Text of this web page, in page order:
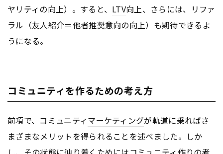
ヤリティの向上）。すると、 LTV向上、さらには、リファ
ラル（友人紹介＝他者推奨意向の向上）も期待できるよ
うになる。
コミュニティを作るための考え方
前項で、コミュニティマーケティングが軌道に乗ればさ
まざまなメリットを得られることを述べました。しか